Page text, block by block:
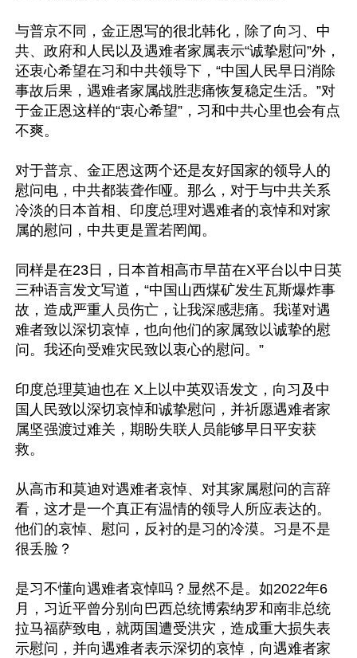
与普京不同，金正恩写的很北韩化，除了向习、中
共、政府和人民以及遇难者家属表示“诚挚慰问”外，
还衷心希望在习和中共领导下，“中国人民早日消除
事故后果，遇难者家属战胜悲痛恢复稳定生活。”对
于金正恩这样的“衷心希望”，习和中共心里也会有点
不爽。
对于普京、金正恩这两个还是友好国家的领导人的
慰问电，中共都装聋作哑。那么，对于与中共关系
冷淡的日本首相、印度总理对遇难者的哀悼和对家
属的慰问，中共更是置若罔闻。
同样是在23日，日本首相高市早苗在X平台以中日英
三种语言发文写道，“中国山西煤矿发生瓦斯爆炸事
故，造成严重人员伤亡，让我深感悲痛。我谨对遇
难者致以深切哀悼，也向他们的家属致以诚挚的慰
问。我还向受难灾民致以衷心的慰问。”
印度总理莫迪也在 X上以中英双语发文，向习及中
国人民致以深切哀悼和诚挚慰问，并祈愿遇难者家
属坚强渡过难关，期盼失联人员能够早日平安获
救。
从高市和莫迪对遇难者哀悼、对其家属慰问的言辞
看，这才是一个真正有温情的领导人所应表达的。
他们的哀悼、慰问，反衬的是习的冷漠。习是不是
很丢脸？
是习不懂向遇难者哀悼吗？显然不是。如2022年6
月，习近平曾分别向巴西总统博索纳罗和南非总统
拉马福萨致电，就两国遭受洪灾，造成重大损失表
示慰问，并向遇难者表示深切的哀悼，向遇难者家